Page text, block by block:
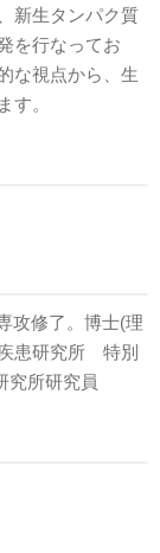
新生タンパク質
を行なってお
な視点から、生
す。
攻修了。博士(理
患研究所 特別
究所研究員